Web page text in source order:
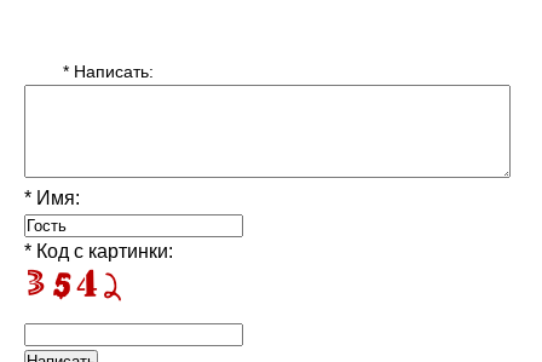
* Написать:
* Имя:
* Код с картинки: